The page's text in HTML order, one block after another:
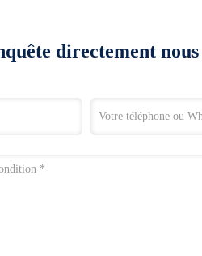
directement nous